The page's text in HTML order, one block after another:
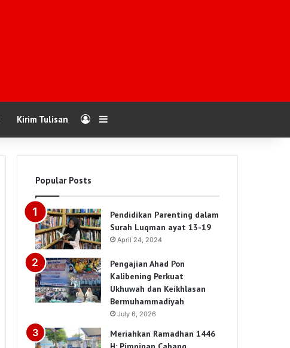
Kirim Tulisan Log InSidebar
Popular Posts
Pendidikan Parenting dalam
Surah Luqman ayat 13-19
April 24, 2024
Pengajian Ahad Pon
Kalibening Perkuat
Ukhuwah dan Keikhlasan
Bermuhammadiyah
July 6, 2026
Meriahkan Ramadhan 1446